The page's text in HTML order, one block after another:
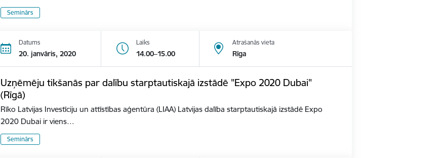
Seminārs
Datums
20. janvāris, 2020
Laiks
14.00–15.00
Atrašanās vieta
Rīga
Uzņēmēju tikšanās par dalību starptautiskajā izstādē "Expo 2020 Dubai"
(Rīgā)
Rīko Latvijas Investīciju un attīstības aģentūra (LIAA) Latvijas dalība starptautiskajā izstādē Expo
2020 Dubai ir viens…
Seminārs